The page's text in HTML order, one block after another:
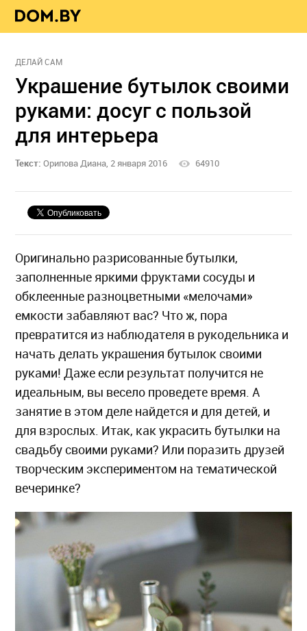
ДЕЛАЙ САМ
Украшение бутылок своими
руками: досуг с пользой
для интерьера
Текст: Орипова Диана, 2 января 2016 64910
Оригинально разрисованные бутылки,
заполненные яркими фруктами сосуды и
обклеенные разноцветными «мелочами»
емкости забавляют вас? Что ж, пора
превратится из наблюдателя в рукодельника и
начать делать украшения бутылок своими
руками! Даже если результат получится не
идеальным, вы весело проведете время. А
занятие в этом деле найдется и для детей, и
для взрослых. Итак, как украсить бутылки на
свадьбу своими руками? Или поразить друзей
творческим экспериментом на тематической
вечеринке?